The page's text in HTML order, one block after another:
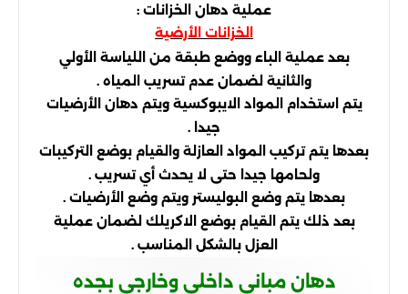
عملية دهان الخزانات :
الخزانات الأرضية
بعد عملية الباء ووضع طبقة من اللياسة الأولي
والثانية لضمان عدم تسريب المياه .
يتم استخدام المواد الايبوكسية ويتم دهان الأرضيات
جيدا .
بعدها يتم تركيب المواد العازلة والقيام بوضع التركيبات
ولحامها جيدا حتى لا يحدث أي تسريب .
بعدها يتم وضع البوليستر ويتم وضع الأرضيات .
بعد ذلك يتم القيام بوضع الاكريلك لضمان عملية
العزل بالشكل المناسب .
دهان مباني داخلي وخارجي بجده